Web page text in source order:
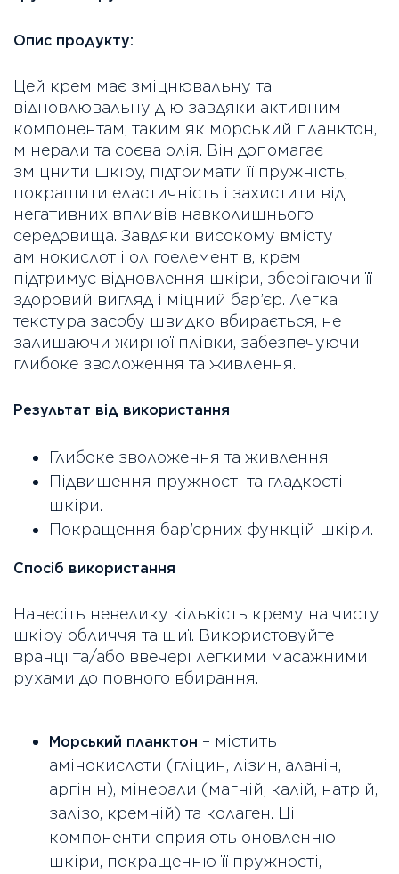
Опис продукту:
Цей крем має зміцнювальну та
відновлювальну дію завдяки активним
компонентам, таким як морський планктон,
мінерали та соєва олія. Він допомагає
зміцнити шкіру, підтримати її пружність,
покращити еластичність і захистити від
негативних впливів навколишнього
середовища. Завдяки високому вмісту
амінокислот і олігоелементів, крем
підтримує відновлення шкіри, зберігаючи її
здоровий вигляд і міцний бар’єр. Легка
текстура засобу швидко вбирається, не
залишаючи жирної плівки, забезпечуючи
глибоке зволоження та живлення.
Результат від використання
Глибоке зволоження та живлення.
Підвищення пружності та гладкості
шкіри.
Покращення бар’єрних функцій шкіри.
Спосіб використання
Нанесіть невелику кількість крему на чисту
шкіру обличчя та шиї. Використовуйте
вранці та/або ввечері легкими масажними
рухами до повного вбирання.
Морський планктон – містить
амінокислоти (гліцин, лізин, аланін,
аргінін), мінерали (магній, калій, натрій,
залізо, кремній) та колаген. Ці
компоненти сприяють оновленню
шкіри, покращенню її пружності,